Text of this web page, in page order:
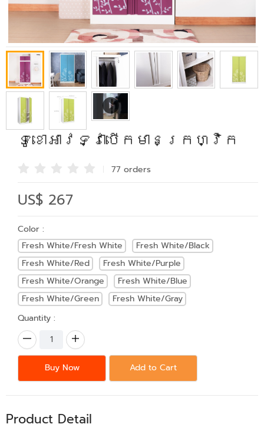
ទូខោអាវទ្វាបើកមានក្រហ្វិក
77 orders
US$ 267
Color :
Fresh White/Fresh White
Fresh White/Black
Fresh White/Red
Fresh White/Purple
Fresh White/Orange
Fresh White/Blue
Fresh White/Green
Fresh White/Gray
Quantity :
Buy Now Add to Cart
Product Detail